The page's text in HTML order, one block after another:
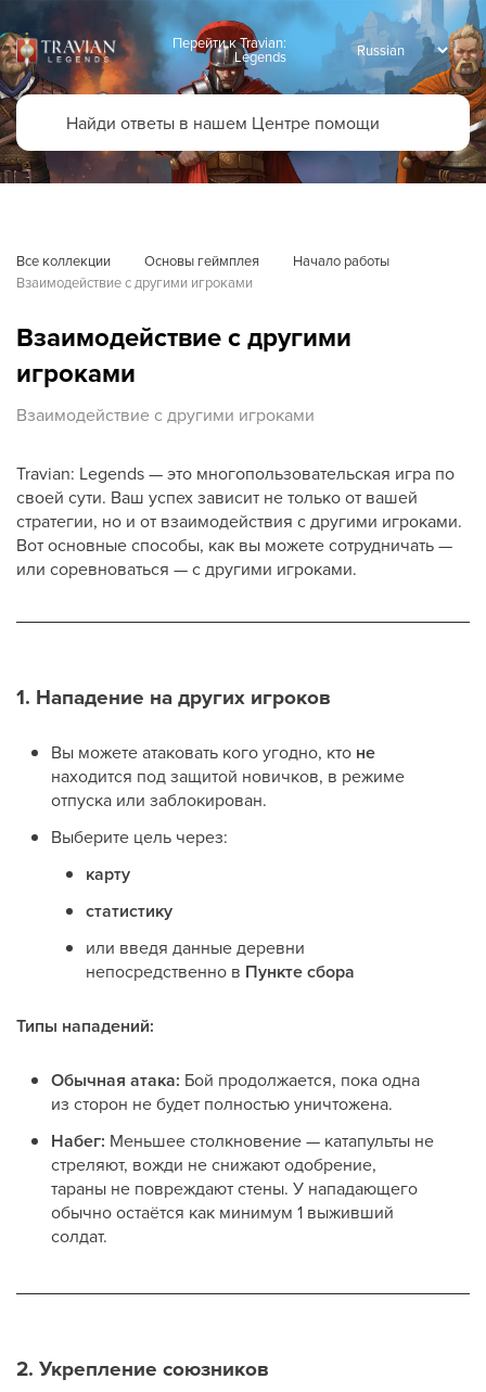
Перейти к Travian:
Legends
Все коллекции Основы геймплея
Начало работы
Взаимодействие с другими игроками
Взаимодействие с другими
игроками
Взаимодействие с другими игроками
Travian: Legends — это многопользовательская игра по
своей сути. Ваш успех зависит не только от вашей
стратегии, но и от взаимодействия с другими игроками.
Вот основные способы, как вы можете сотрудничать —
или соревноваться — с другими игроками.
1. Нападение на других игроков️
Вы можете атаковать кого угодно, кто не
находится под защитой новичков, в режиме
отпуска или заблокирован.
Выберите цель через:
карту
статистику
или введя данные деревни
непосредственно в Пункте сбора
Типы нападений:
Обычная атака: Бой продолжается, пока одна
из сторон не будет полностью уничтожена.
Набег: Меньшее столкновение — катапульты не
стреляют, вожди не снижают одобрение,
тараны не повреждают стены. У нападающего
обычно остаётся как минимум 1 выживший
солдат.
2. Укрепление союзников